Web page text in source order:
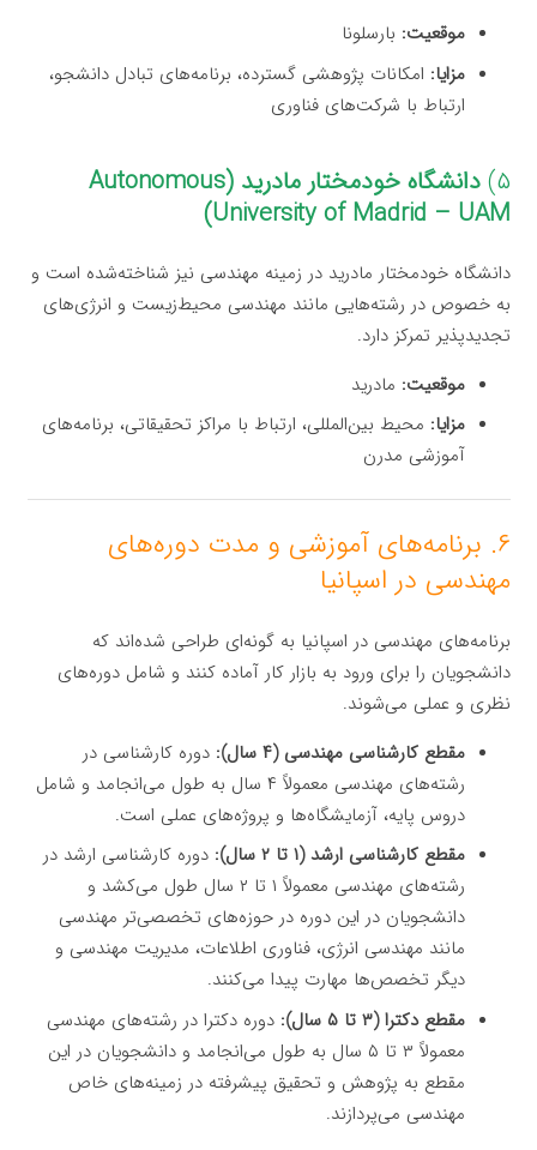
موقعیت: بارسلونا
مزایا: امکانات پژوهشی گسترده، برنامه‌های تبادل دانشجو،
ارتباط با شرکت‌های فناوری
۵)
دانشگاه خودمختار مادرید (Autonomous
University of Madrid – UAM)
دانشگاه خودمختار مادرید در زمینه مهندسی نیز شناخته‌شده است و
به خصوص در رشته‌هایی مانند مهندسی محیط‌زیست و انرژی‌های
تجدیدپذیر تمرکز دارد.
موقعیت: مادرید
مزایا: محیط بین‌المللی، ارتباط با مراکز تحقیقاتی، برنامه‌های
آموزشی مدرن
۶. برنامه‌های آموزشی و مدت دوره‌های
مهندسی در اسپانیا
برنامه‌های مهندسی در اسپانیا به گونه‌ای طراحی شده‌اند که
دانشجویان را برای ورود به بازار کار آماده کنند و شامل دوره‌های
نظری و عملی می‌شوند.
مقطع کارشناسی مهندسی (۴ سال):
دوره کارشناسی در
رشته‌های مهندسی معمولاً ۴ سال به طول می‌انجامد و شامل
دروس پایه، آزمایشگاه‌ها و پروژه‌های عملی است.
مقطع کارشناسی ارشد (۱ تا ۲ سال):
دوره کارشناسی ارشد در
رشته‌های مهندسی معمولاً ۱ تا ۲ سال طول می‌کشد و
دانشجویان در این دوره در حوزه‌های تخصصی‌تر مهندسی
مانند مهندسی انرژی، فناوری اطلاعات، مدیریت مهندسی و
دیگر تخصص‌ها مهارت پیدا می‌کنند.
مقطع دکترا (۳ تا ۵ سال):
دوره دکترا در رشته‌های مهندسی
معمولاً ۳ تا ۵ سال به طول می‌انجامد و دانشجویان در این
مقطع به پژوهش و تحقیق پیشرفته در زمینه‌های خاص
مهندسی می‌پردازند.